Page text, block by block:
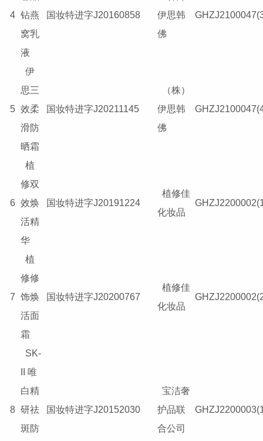
4 钻燕
窝乳
液
国妆特进字J20160858
伊思韩
佛
5
伊
思三
效柔
滑防
晒霜
国妆特进字J20211145
（株）
伊思韩
佛
6
植
修双
效焕
活精
华
国妆特进字J20191224
植修佳
化妆品
7
植
修修
饰焕
活面
霜
国妆特进字J20200767
植修佳
化妆品
8
SK-
II 唯
白精
研祛
斑防
国妆特进字J20152030
宝洁奢
护品联
合公司